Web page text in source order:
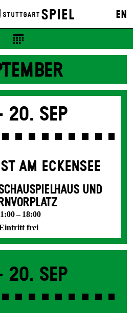
EN
20. Sep
AM ECKENSEE
UND
– 18:00
frei
20. Sep